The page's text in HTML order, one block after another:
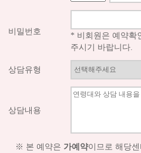
비밀번호
* 비회원은 예약확
주시기 바랍니다.
상담유형
상담내용
※ 본 예약은 가예약이므로 해당